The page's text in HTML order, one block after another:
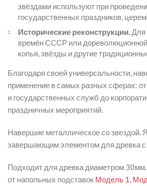
звёздами используют при
государственных праздников,
Исторические реконструкции. Для
времён СССР или
копья, звёзды и другие
Благодаря своей универсальности,
применение в самых разных сферах:
и государственных служб до
праздничных мероприятий.
Навершие металлическое со звездой.
завершающим элементом для древка с
Подходит для древка диаметром
от напольных подставок Модель 1